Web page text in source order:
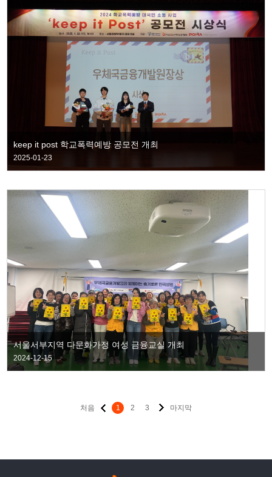
keep it post 학교폭력예방 공모전 개최
2025-01-23
서울서부지역 다문화가정 여성 금융교실 개최
2024-12-15
처음 1 2 3 마지막